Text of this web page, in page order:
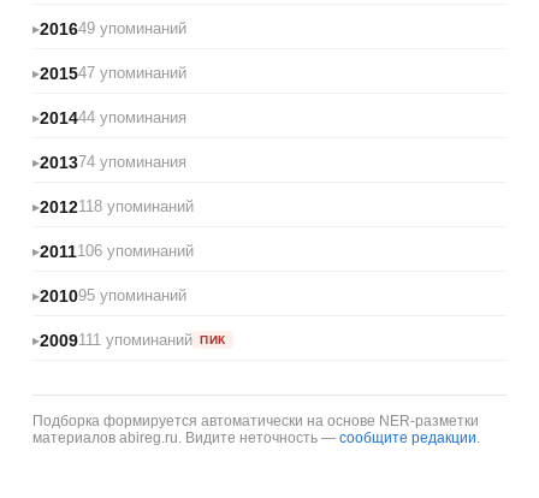
201649 упоминаний
201547 упоминаний
201444 упоминания
201374 упоминания
2012118 упоминаний
2011106 упоминаний
201095 упоминаний
2009111 упоминаний ПИК
Подборка формируется автоматически на основе NER-разметки
материалов abireg.ru. Видите неточность — сообщите редакции